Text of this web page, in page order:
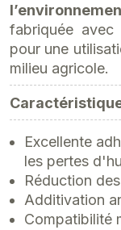
fabriquée avec
pour une
milieu agricole.
Excellente
les pertes
Réduction
Additivation
Compatibilité